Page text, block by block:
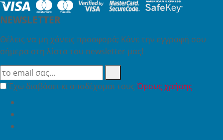
NEWSLETTER
Θέλεις να μη χάνεις προσφορά; Κάνε την εγγραφή σου
σήμερα στη λίστα του newsletter μας!
Έχω διαβάσει κι αποδέχομαι τουςΌρους χρήσης